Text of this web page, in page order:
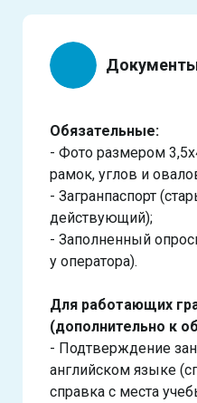
Обязательные:
- Фото размером
рамок, углов и
- Загранпаспорт
действующий);
- Заполненный
у оператора).
Для работающих
(дополнительно к
- Подтверждение
английском языке
справка с места